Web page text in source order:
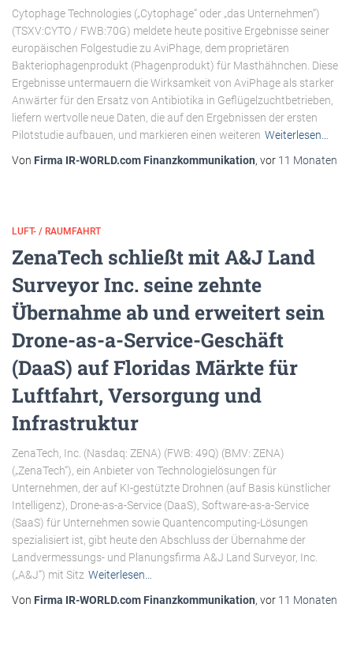
Cytophage Technologies („Cytophage“ oder „das Unternehmen“)
(TSXV:CYTO / FWB:70G) meldete heute positive Ergebnisse seiner
europäischen Folgestudie zu AviPhage, dem proprietären
Bakteriophagenprodukt (Phagenprodukt) für Masthähnchen. Diese
Ergebnisse untermauern die Wirksamkeit von AviPhage als starker
Anwärter für den Ersatz von Antibiotika in Geflügelzuchtbetrieben,
liefern wertvolle neue Daten, die auf den Ergebnissen der ersten
Pilotstudie aufbauen, und markieren einen weiteren Weiterlesen…
Von Firma IR-WORLD.com Finanzkommunikation, vor 11 Monaten
LUFT- / RAUMFAHRT
ZenaTech schließt mit A&J Land
Surveyor Inc. seine zehnte
Übernahme ab und erweitert sein
Drone-as-a-Service-Geschäft
(DaaS) auf Floridas Märkte für
Luftfahrt, Versorgung und
Infrastruktur
ZenaTech, Inc. (Nasdaq: ZENA) (FWB: 49Q) (BMV: ZENA)
(„ZenaTech“), ein Anbieter von Technologielösungen für
Unternehmen, der auf KI-gestützte Drohnen (auf Basis künstlicher
Intelligenz), Drone-as-a-Service (DaaS), Software-as-a-Service
(SaaS) für Unternehmen sowie Quantencomputing-Lösungen
spezialisiert ist, gibt heute den Abschluss der Übernahme der
Landvermessungs- und Planungsfirma A&J Land Surveyor, Inc.
(„A&J“) mit Sitz Weiterlesen…
Von Firma IR-WORLD.com Finanzkommunikation, vor 11 Monaten